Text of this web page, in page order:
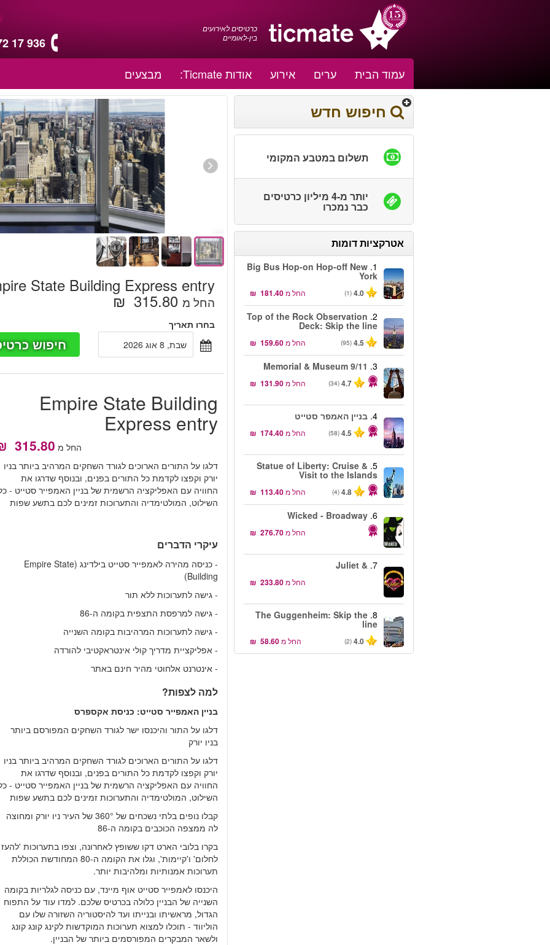
כרטיסים לאירועים
בין-לאומיים
17 936
עמוד הבית
ערים אירוע אודות Ticmate: מבצעים
חיפוש חדש
תשלום במטבע המקומי
יותר מ-4 מיליון כרטיסים
כבר נמכרו
אטרקציות דומות
1.
Big Bus Hop-on Hop-off New
York
4.0
(1) החל מ‏181.40 ‏ ₪
2.
Top of the Rock Observation
Deck: Skip the line
4.5
(95) החל מ‏159.60 ‏ ₪
3.
9/11 Memorial & Museum
4.7
(34) החל מ‏131.90 ‏ ₪
4. בניין האמפר סטייט
4.5
(58) החל מ‏174.40 ‏ ₪
5.
Statue of Liberty: Cruise &
Visit to the Islands
4.8
(4) החל מ‏113.40 ‏ ₪
6.
Wicked - Broadway
החל מ‏276.70 ‏ ₪
7.
& Juliet
החל מ‏233.80 ‏ ₪
8.
The Guggenheim: Skip the
line
4.0
(2) החל מ‏58.60 ‏ ₪
State Building Express entry
החל מ ‏315.80 ‏ ₪
בחרו תאריך
שבת, 8 אוג 2026
חיפוש
Empire State Building
Express entry
החל מ
דלגו על התורים הארוכים לגורד השחקים המרהיב ביותר בניו
יורק וקפצו לקדמת כל התורים בפנים, ובנוסף שדרגו את
החוויה עם האפליקציה הרשמית של בניין האמפייר סטייט -
השילוט, המולטימדיה והתערוכות זמינים לכם בתשע שפות
עיקרי הדברים
- כניסה מהירה לאמפייר סטייט בילדינג (Empire State
Building)
- גישה לתערוכות ללא תור
- גישה למרפסת התצפית בקומה ה-86
- גישה לתערוכות המרהיבות בקומה השנייה
- אפליקציית מדריך קולי אינטראקטיבי להורדה
- אינטרנט אלחוטי מהיר חינם באתר
למה לצפות?
בניין האמפייר סטייט: כניסת אקספרס
דלגו על התור והיכנסו ישר לגורד השחקים המפורסם ביותר
בניו יורק
דלגו על התורים הארוכים לגורד השחקים המרהיב ביותר בניו
יורק וקפצו לקדמת כל התורים בפנים, ובנוסף שדרגו את
החוויה עם האפליקציה הרשמית של בניין האמפייר סטייט -
השילוט, המולטימדיה והתערוכות זמינים לכם בתשע שפות
קבלו נופים בלתי נשכחים של 360° של העיר ניו יורק ומחוצה
לה ממצפה הכוכבים בקומה ה-86
בקרו בלובי הארט דקו ששופץ לאחרונה, וצפו בתערוכות 'להעז
לחלום' ו'קיימות', וגלו את הקומה ה-80 המחודשת הכוללת
תערוכות אמנותיות ומלהיבות יותר.
היכנסו לאמפייר סטייט אוף מיינד, עם כניסה לגלריות בקומה
השנייה של הבניין כלולה בכרטיס שלכם. למדו עוד על התפוח
הגדול, מראשיתו ובנייתו ועד להיסטוריה השזורה שלו עם
הוליווד - תוכלו למצוא תערוכות המוקדשות לקינג קונג קונג
ולשאר המבקרים המפורסמים ביותר של הבניין.